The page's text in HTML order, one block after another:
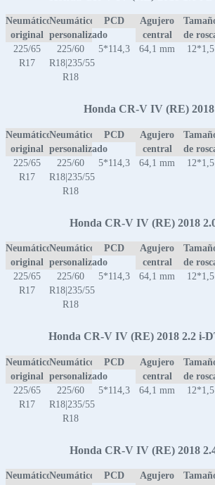
Neumático
original
Neumático
personalizado
PCD
Agujero
central
de
225/65
R17
225/60
R18|235/55
R18
5*114,3 64,1 mm 12*1,5
Honda CR-V IV (RE)
Neumático
original
Neumático
personalizado
PCD
Agujero
central
de
225/65
R17
225/60
R18|235/55
R18
5*114,3 64,1 mm 12*1,5
Honda CR-V IV (RE) 2018
Neumático
original
Neumático
personalizado
PCD
Agujero
central
de
225/65
R17
225/60
R18|235/55
R18
5*114,3 64,1 mm 12*1,5
Honda CR-V IV (RE) 2018 2.2 i-
Neumático
original
Neumático
personalizado
PCD
Agujero
central
de
225/65
R17
225/60
R18|235/55
R18
5*114,3 64,1 mm 12*1,5
Honda CR-V IV (RE) 2018
NeumáticoNeumático
PCD
Agujero